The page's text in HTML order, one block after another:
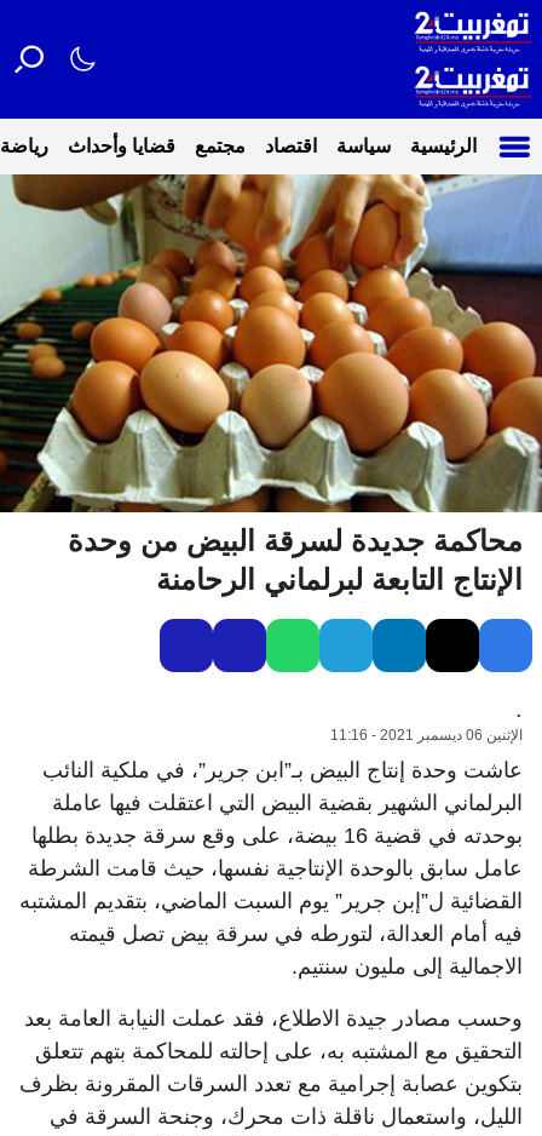
الرئيسية سياسة اقتصاد مجتمع قضايا وأحداث رياضة
محاكمة جديدة لسرقة البيض من وحدة
الإنتاج التابعة لبرلماني الرحامنة
.
الإثنين 06 ديسمبر 2021 - 11:16
عاشت وحدة إنتاج البيض بـ”ابن جرير”، في ملكية النائب
البرلماني الشهير بقضية البيض التي اعتقلت فيها عاملة
بوحدته في قضية 16 بيضة، على وقع سرقة جديدة بطلها
عامل سابق بالوحدة الإنتاجية نفسها، حيث قامت الشرطة
القضائية ل”إبن جرير” يوم السبت الماضي، بتقديم المشتبه
فيه أمام العدالة، لتورطه في سرقة بيض تصل قيمته
الاجمالية إلى مليون سنتيم.
وحسب مصادر جيدة الاطلاع، فقد عملت النيابة العامة بعد
التحقيق مع المشتبه به، على إحالته للمحاكمة بتهم تتعلق
بتكوين عصابة إجرامية مع تعدد السرقات المقرونة بظرف
الليل، واستعمال ناقلة ذات محرك، وجنحة السرقة في